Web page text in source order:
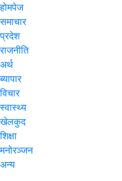
होमपेज
समाचार
प्रदेश
राजनीति
अर्थ
ब्यापार
विचार
स्वास्थ्य
खेलकुद
शिक्षा
मनोरञ्जन
अन्य